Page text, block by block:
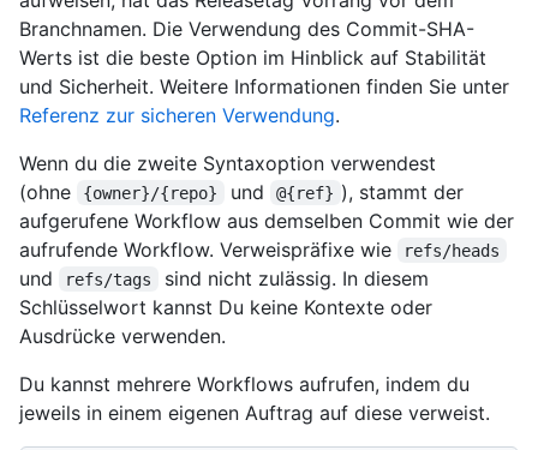
Branchnamen. Die Verwendung des Commit-SHA-
Werts ist die beste Option im Hinblick auf Stabilität
und Sicherheit. Weitere Informationen finden Sie unter
Referenz zur sicheren Verwendung.
Wenn du die zweite Syntaxoption verwendest
(ohne
{owner}/{repo} und @{ref} ), stammt der
aufgerufene Workflow aus demselben Commit wie der
aufrufende Workflow. Verweispräfixe wie
refs/heads
und refs/tags
sind nicht zulässig. In diesem
Schlüsselwort kannst Du keine Kontexte oder
Ausdrücke verwenden.
Du kannst mehrere Workflows aufrufen, indem du
jeweils in einem eigenen Auftrag auf diese verweist.